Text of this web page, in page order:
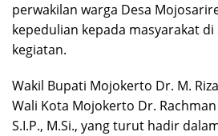
perwakilan warga Desa
kepedulian kepada masyarakat
kegiatan.
Wakil Bupati Mojokerto Dr. M.
Wali Kota Mojokerto Dr.
S.I.P., M.Si., yang turut hadir